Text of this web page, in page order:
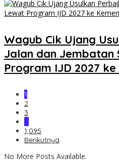
Wagub Cik Ujang
Jalan dan Jembatan
Program IJD 2027
1
2
3
…
1,095
Berikutnya
No More Posts Available.